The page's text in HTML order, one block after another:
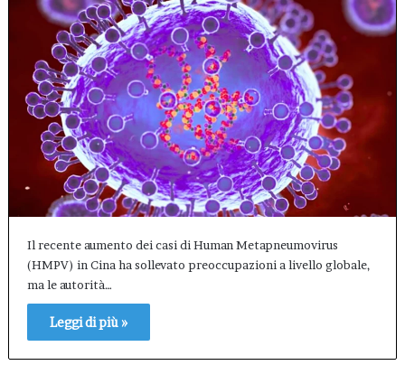
Il recente aumento dei casi di Human Metapneumovirus
(HMPV) in Cina ha sollevato preoccupazioni a livello globale,
ma le autorità…
Leggi di più »